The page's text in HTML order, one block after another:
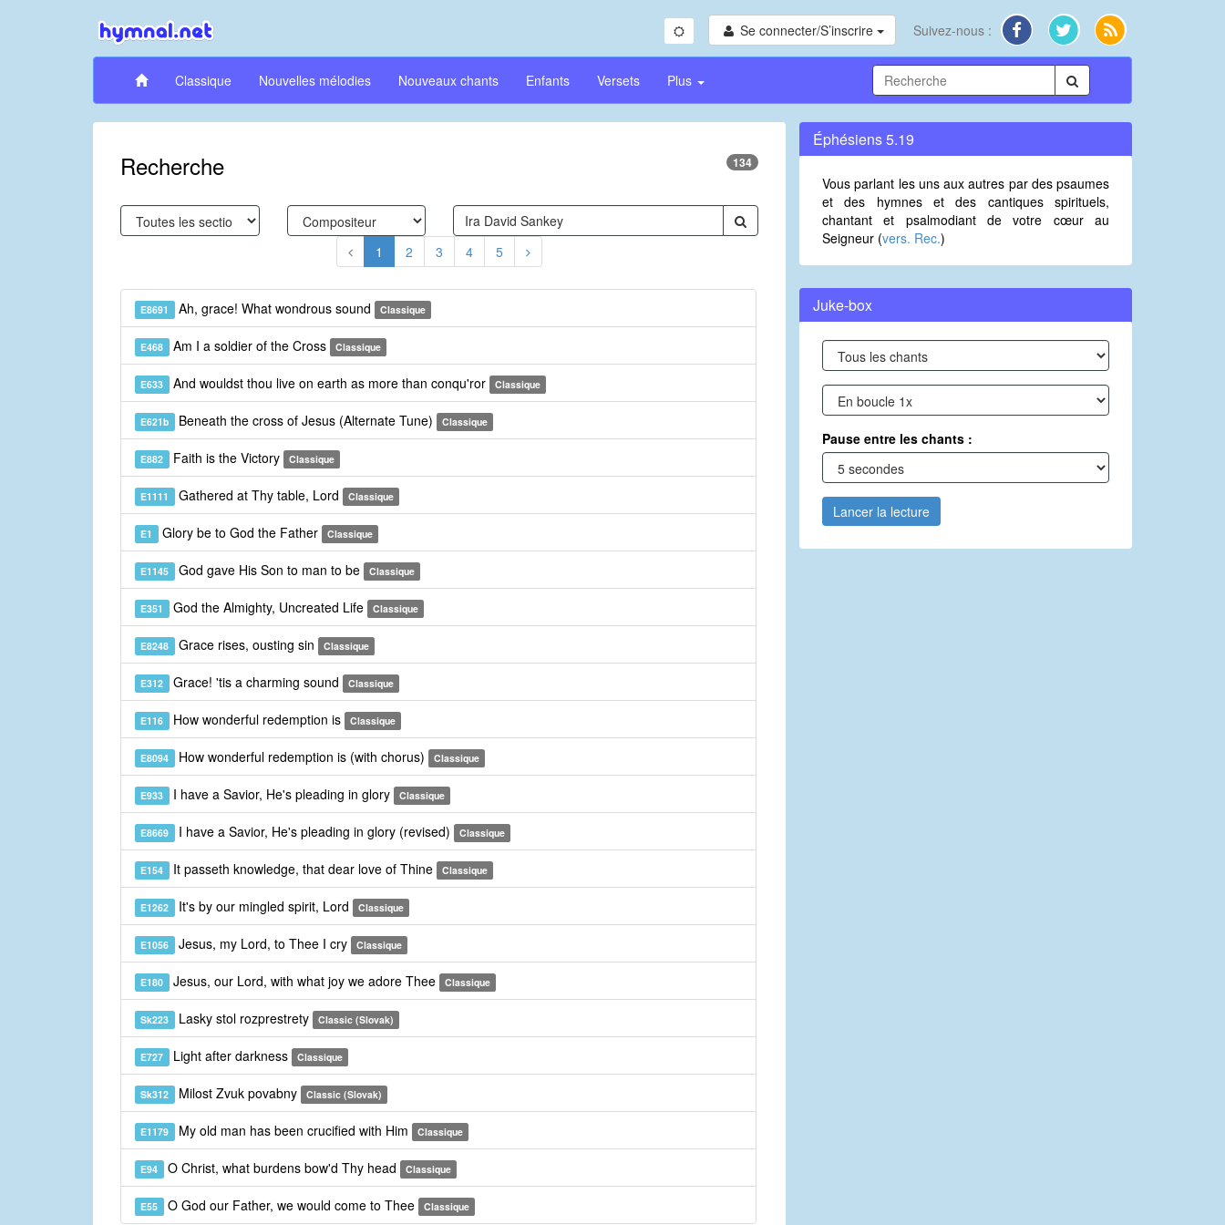
Se connecter/S’inscrire Suivez-nous :
Classique Nouvelles mélodies Nouveaux chants Enfants Versets Plus
Recherche 134
1 2 3 4 5
E8691 Ah, grace! What wondrous sound Classique
E468 Am I a soldier of the Cross Classique
E633 And wouldst thou live on earth as more than conqu'ror Classique
E621b Beneath the cross of Jesus (Alternate Tune) Classique
E882 Faith is the Victory Classique
E1111 Gathered at Thy table, Lord Classique
E1 Glory be to God the Father Classique
E1145 God gave His Son to man to be Classique
E351 God the Almighty, Uncreated Life Classique
E8248 Grace rises, ousting sin Classique
E312 Grace! 'tis a charming sound Classique
E116 How wonderful redemption is Classique
E8094 How wonderful redemption is (with chorus) Classique
E933 I have a Savior, He's pleading in glory Classique
E8669 I have a Savior, He's pleading in glory (revised) Classique
E154 It passeth knowledge, that dear love of Thine Classique
E1262 It's by our mingled spirit, Lord Classique
E1056 Jesus, my Lord, to Thee I cry Classique
E180 Jesus, our Lord, with what joy we adore Thee Classique
Sk223 Lasky stol rozprestrety Classic (Slovak)
E727 Light after darkness Classique
Sk312 Milost Zvuk povabny Classic (Slovak)
E1179 My old man has been crucified with Him Classique
E94 O Christ, what burdens bow'd Thy head Classique
E55 O God our Father, we would come to Thee Classique
Éphésiens 5.19
Vous parlant les uns aux autres par des psaumes
et des hymnes et des cantiques spirituels,
chantant et psalmodiant de votre cœur au
Seigneur (vers. Rec.)
Juke-box
Pause entre les chants :
Lancer la lecture